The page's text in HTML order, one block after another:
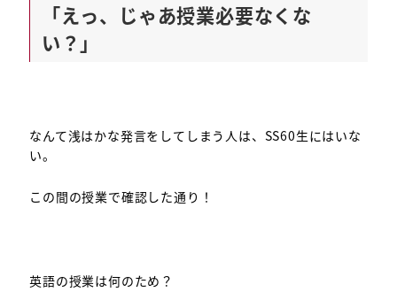
「えっ、じゃあ授業必要なくな
い？」
なんて浅はかな発言をしてしまう人は、SS60生にはいな
い。
この間の授業で確認した通り！
英語の授業は何のため？